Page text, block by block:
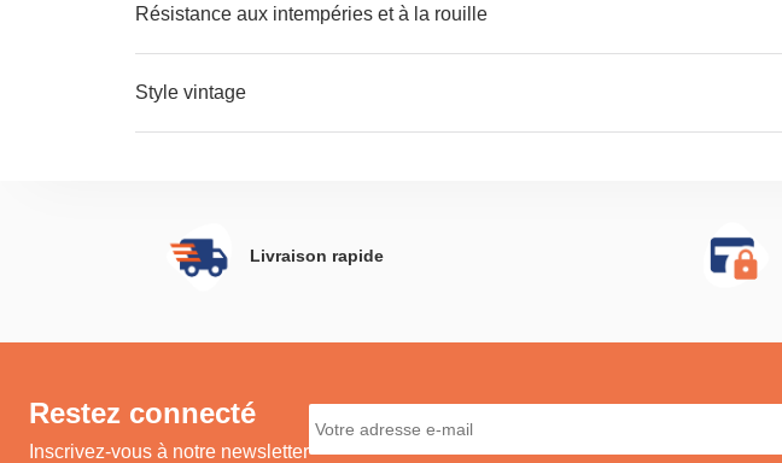
Résistance aux intempéries et à la rouille
Style vintage
Livraison rapide
Restez connecté
Inscrivez-vous à notre newsletter